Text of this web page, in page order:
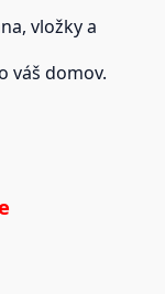
vložky a
váš domov.